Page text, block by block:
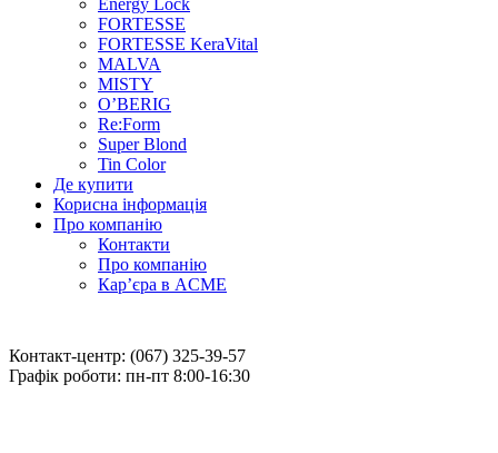
Energy Lock
FORTESSE
FORTESSE KeraVital
MALVA
MISTY
O’BERIG
Re:Form
Super Blond
Tin Color
Де купити
Корисна інформація
Про компанію
Контакти
Про компанію
Кар’єра в ACME
Контакт-центр: (067) 325-39-57
Графік роботи: пн-пт 8:00-16:30